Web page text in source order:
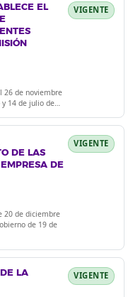
EL
26 de noviembre
14 de julio de…
VIGENTE
DE LAS
DE
20 de diciembre
de 19 de
VIGENTE
LA
VIGENTE